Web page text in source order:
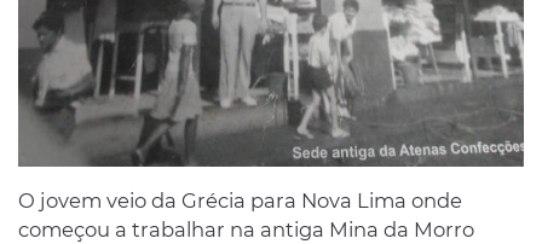
O jovem veio da Grécia para Nova Lima onde
começou a trabalhar na antiga Mina da Morro